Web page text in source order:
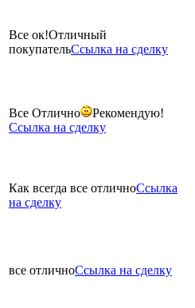
Все ок!Отличный
покупательСсылка на сделку
Все Отлично
Рекомендую!
Ссылка на сделку
Как всегда все отличноСсылка
на сделку
все отличноСсылка на сделку